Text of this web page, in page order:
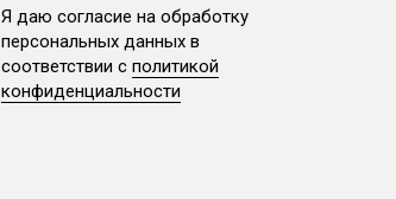
Я даю согласие на обработку
персональных данных в
соответствии с политикой
конфиденциальности